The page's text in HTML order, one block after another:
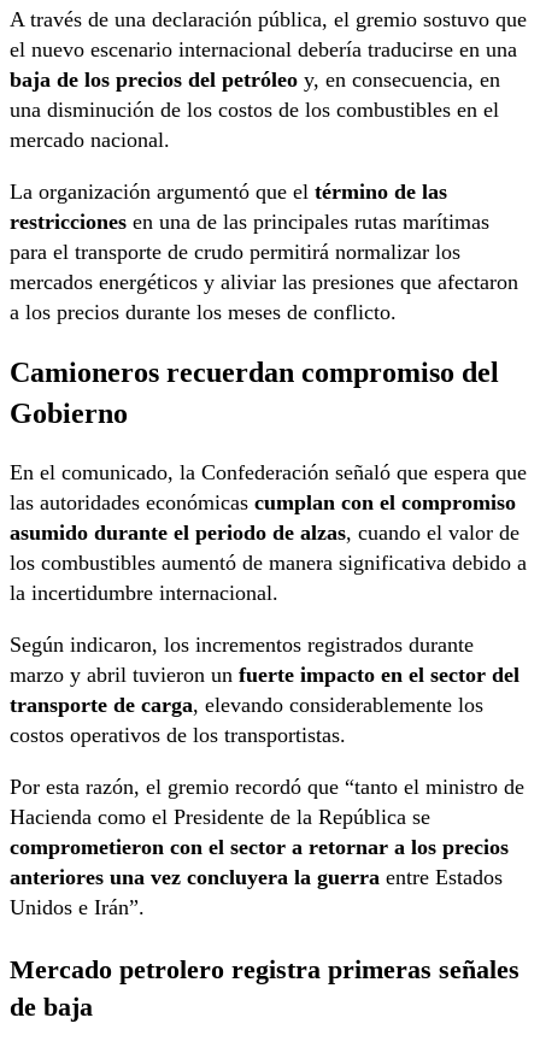
A través de una declaración pública, el gremio sostuvo que
el nuevo escenario internacional debería traducirse en una
baja de los precios del petróleo y, en consecuencia, en
una disminución de los costos de los combustibles en el
mercado nacional.
La organización argumentó que el término de las
restricciones en una de las principales rutas marítimas
para el transporte de crudo permitirá normalizar los
mercados energéticos y aliviar las presiones que afectaron
a los precios durante los meses de conflicto.
Camioneros recuerdan compromiso del
Gobierno
En el comunicado, la Confederación señaló que espera que
las autoridades económicas cumplan con el compromiso
asumido durante el periodo de alzas, cuando el valor de
los combustibles aumentó de manera significativa debido a
la incertidumbre internacional.
Según indicaron, los incrementos registrados durante
marzo y abril tuvieron un fuerte impacto en el sector del
transporte de carga, elevando considerablemente los
costos operativos de los transportistas.
Por esta razón, el gremio recordó que “tanto el ministro de
Hacienda como el Presidente de la República se
comprometieron con el sector a retornar a los precios
anteriores una vez concluyera la guerra entre Estados
Unidos e Irán”.
Mercado petrolero registra primeras señales
de baja